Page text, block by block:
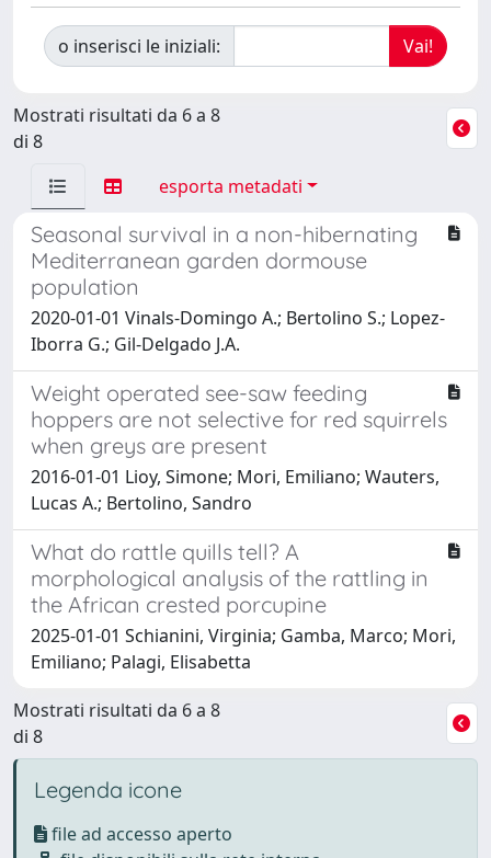
o inserisci le iniziali:
Mostrati risultati da 6 a 8
di 8
esporta metadati
Seasonal survival in a non-hibernating
Mediterranean garden dormouse
population
2020-01-01 Vinals-Domingo A.; Bertolino S.; Lopez-
Iborra G.; Gil-Delgado J.A.
Weight operated see-saw feeding
hoppers are not selective for red squirrels
when greys are present
2016-01-01 Lioy, Simone; Mori, Emiliano; Wauters,
Lucas A.; Bertolino, Sandro
What do rattle quills tell? A
morphological analysis of the rattling in
the African crested porcupine
2025-01-01 Schianini, Virginia; Gamba, Marco; Mori,
Emiliano; Palagi, Elisabetta
Mostrati risultati da 6 a 8
di 8
Legenda icone
file ad accesso aperto